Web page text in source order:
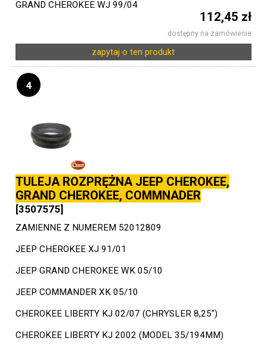
GRAND CHEROKEE WJ 99/04
112,45 zł
dostępny na zamówienie
zapytaj o ten produkt
4
TULEJA ROZPRĘŻNA JEEP CHEROKEE,
GRAND CHEROKEE, COMMNADER
[3507575]
ZAMIENNE Z NUMEREM 52012809
JEEP CHEROKEE XJ 91/01
JEEP GRAND CHEROKEE WK 05/10
JEEP COMMANDER XK 05/10
CHEROKEE LIBERTY KJ 02/07 (CHRYSLER 8,25")
CHEROKEE LIBERTY KJ 2002 (MODEL 35/194MM)